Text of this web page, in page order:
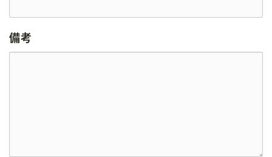
備考